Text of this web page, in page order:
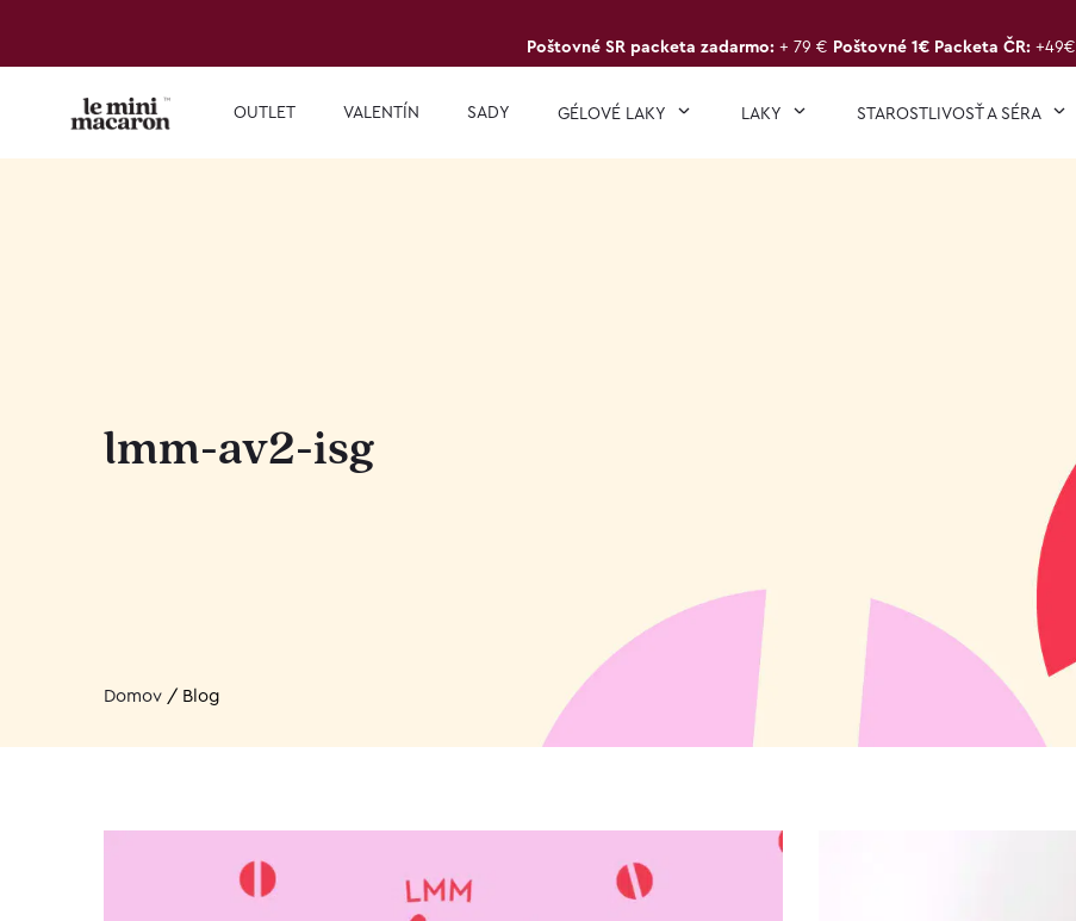
Poštovné SR packeta zadarmo: + 79 € Poštovné 1€ Packeta ČR: +49€
OUTLET VALENTÍN SADY GÉLOVÉ LAKY LAKY STAROSTLIVOSŤ A SÉRA
lmm-av2-isg
Domov / Blog